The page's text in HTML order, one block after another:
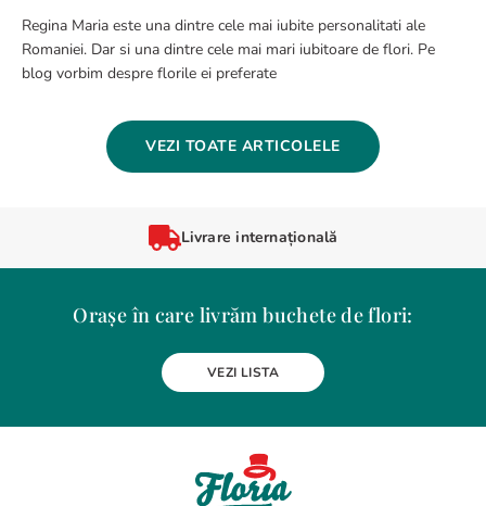
Regina Maria este una dintre cele mai iubite personalitati ale
Romaniei. Dar si una dintre cele mai mari iubitoare de flori. Pe
blog vorbim despre florile ei preferate
VEZI TOATE ARTICOLELE
Livrare internațională
Orașe în care livrăm buchete de flori:
VEZI LISTA
Bacau Baia Mare
Bragadiru Braila Brasov
Drobeta-Turnu Severin
Gura Humorului